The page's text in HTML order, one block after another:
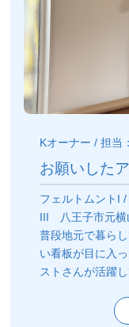
Kオーナー / 担当
お願いした
フェルトムントI
III 八王子市元横
普段地元で暮ら
い看板が目に入
ストさんが活躍